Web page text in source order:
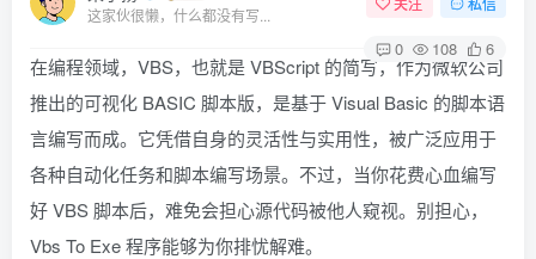
这家伙很懒，什么都没有写...
0 108 6
在编程领域，VBS，也就是 VBScript 的简写，作为微软公司
推出的可视化 BASIC 脚本版，是基于 Visual Basic 的脚本语
言编写而成。它凭借自身的灵活性与实用性，被广泛应用于
各种自动化任务和脚本编写场景。不过，当你花费心血编写
好 VBS 脚本后，难免会担心源代码被他人窥视。别担心，
Vbs To Exe 程序能够为你排忧解难。